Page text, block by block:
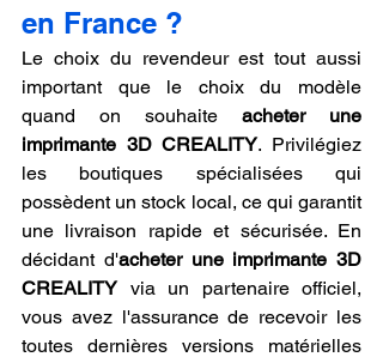
en France ?
Le choix du revendeur est tout aussi
important que le choix du modèle
quand on souhaite acheter une
imprimante 3D CREALITY. Privilégiez
les boutiques spécialisées qui
possèdent un stock local, ce qui garantit
une livraison rapide et sécurisée. En
décidant d'acheter une imprimante 3D
CREALITY via un partenaire officiel,
vous avez l'assurance de recevoir les
toutes dernières versions matérielles